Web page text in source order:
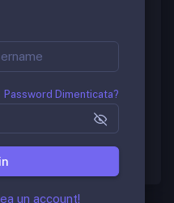
approfondite,
le loro conoscenze
Informazioni
Password Dimenticata?
un account!